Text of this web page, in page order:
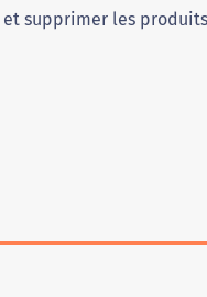
et supprimer les